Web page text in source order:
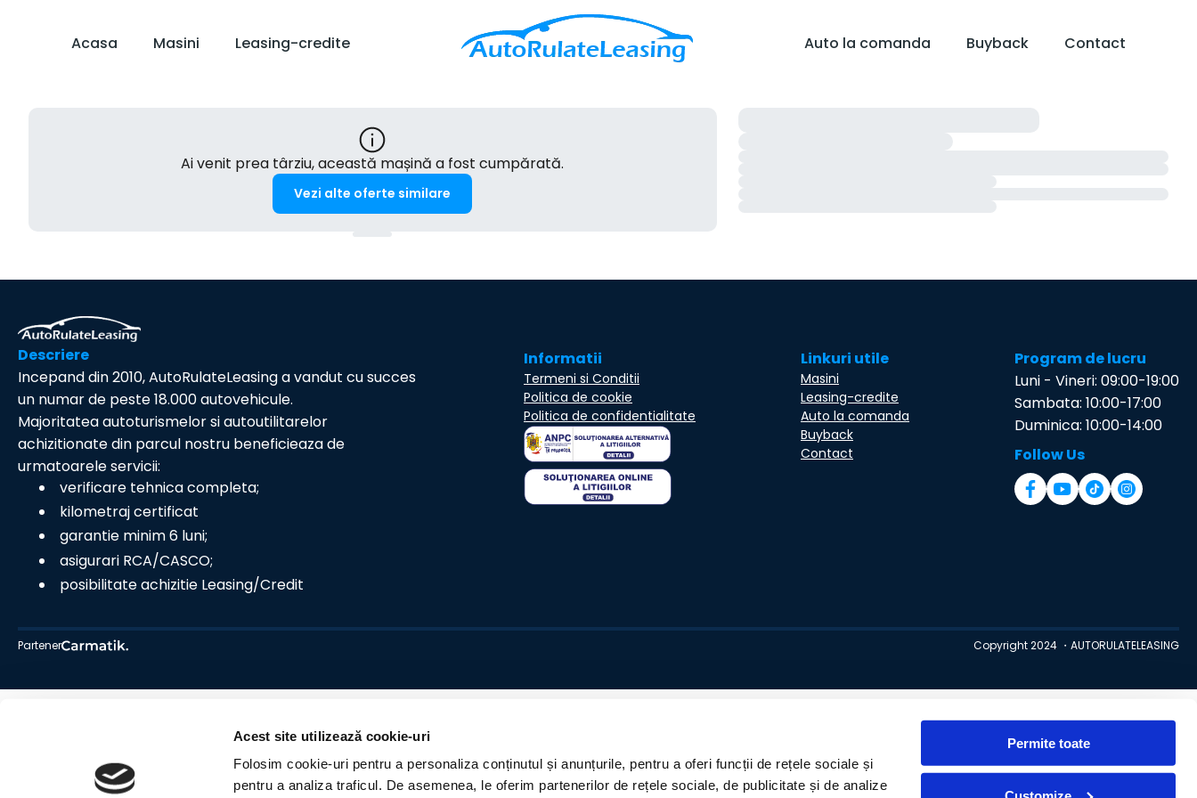
Acest site utilizează cookie-uri
Folosim cookie-uri pentru a personaliza conținutul și anunțurile, pentru a oferi funcții de rețele sociale și
pentru a analiza traficul. De asemenea, le oferim partenerilor de rețele sociale, de publicitate și de analize
Permite toate
Acasa Masini Leasing-credite Auto la comanda Buyback Contact
Ai venit prea târziu, această mașină a fost cumpărată.
Vezi alte oferte similare
Descriere
Incepand din 2010, AutoRulateLeasing a vandut cu succes
un numar de peste 18.000 autovehicule.
Majoritatea autoturismelor si autoutilitarelor
achizitionate din parcul nostru beneficieaza de
urmatoarele servicii:
verificare tehnica completa;
kilometraj certificat
garantie minim 6 luni;
asigurari RCA/CASCO;
posibilitate achizitie Leasing/Credit
Informatii
Termeni si Conditii
Politica de cookie
Politica de confidentialitate
Linkuri utile
Masini
Leasing-credite
Auto la comanda
Buyback
Contact
Program de lucru
Luni - Vineri: 09:00-19:00
Sambata: 10:00-17:00
Duminica: 10:00-14:00
Follow Us
Partener Copyright 2024 ・AUTORULATELEASING